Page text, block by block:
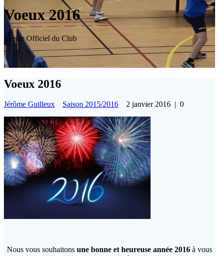
Voeux 2016
Le site Officiel du Club
Voeux 2016
Jérôme Guilleux Saison 2015/2016 2 janvier 2016 | 0
Nous vous souhaitons une bonne et heureuse année 2016 à vous